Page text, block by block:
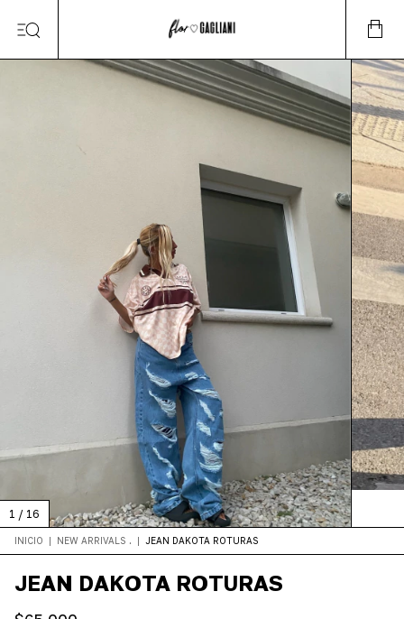
1 / 16
INICIO | NEW ARRIVALS . | JEAN DAKOTA ROTURAS
JEAN DAKOTA ROTURAS